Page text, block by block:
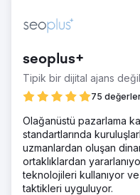
seoplus+
Tipik bir dijital ajans
75
Olağanüstü pazarlama
standartlarında
uzmanlardan oluşan
ortaklıklardan
teknolojileri kullanıyor ve
taktikleri uyguluyor.